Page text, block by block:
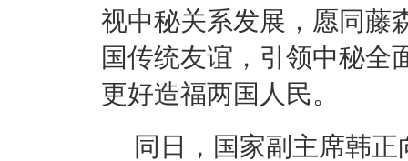
视中秘关系发展，愿同藤
国传统友谊，引领中秘全
更好造福两国人民。
同日，国家副主席韩